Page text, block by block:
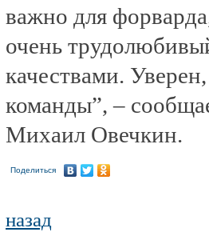
важно для
очень
качествами.
команды”, –
Михаил Овечкин.
Поделиться
назад